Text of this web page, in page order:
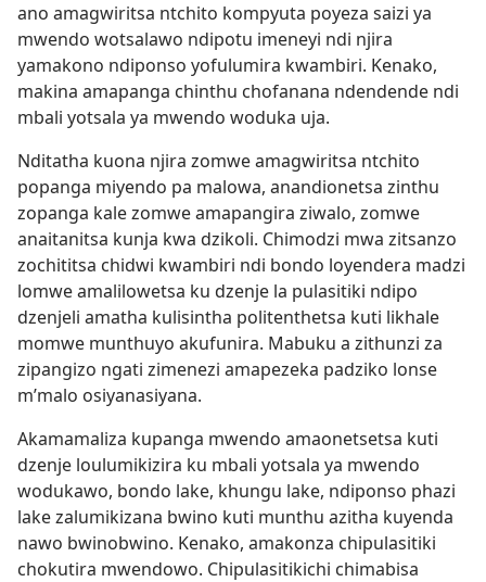
ano amagwiritsa ntchito kompyuta poyeza saizi ya
mwendo wotsalawo ndipotu imeneyi ndi njira
yamakono ndiponso yofulumira kwambiri. Kenako,
makina amapanga chinthu chofanana ndendende ndi
mbali yotsala ya mwendo woduka uja.
Nditatha kuona njira zomwe amagwiritsa ntchito
popanga miyendo pa malowa, anandionetsa zinthu
zopanga kale zomwe amapangira ziwalo, zomwe
anaitanitsa kunja kwa dzikoli. Chimodzi mwa zitsanzo
zochititsa chidwi kwambiri ndi bondo loyendera madzi
lomwe amalilowetsa ku dzenje la pulasitiki ndipo
dzenjeli amatha kulisintha politenthetsa kuti likhale
momwe munthuyo akufunira. Mabuku a zithunzi za
zipangizo ngati zimenezi amapezeka padziko lonse
m’malo osiyanasiyana.
Akamamaliza kupanga mwendo amaonetsetsa kuti
dzenje loulumikizira ku mbali yotsala ya mwendo
wodukawo, bondo lake, khungu lake, ndiponso phazi
lake zalumikizana bwino kuti munthu azitha kuyenda
nawo bwinobwino. Kenako, amakonza chipulasitiki
chokutira mwendowo. Chipulasitikichi chimabisa